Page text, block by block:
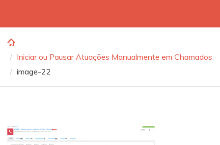
Iniciar ou Pausar Atuações Manualmente em Chamados
image-22